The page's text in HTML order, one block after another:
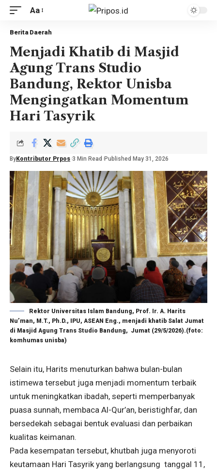
Aa
Berita Daerah
Menjadi Khatib di Masjid
Agung Trans Studio
Bandung, Rektor Unisba
Mengingatkan Momentum
Hari Tasyrik
By Kontributor Prpos 3 Min Read Published May 31, 2026
Rektor Universitas Islam Bandung, Prof. Ir. A. Harits
Nu’man, M.T., Ph.D., IPU, ASEAN Eng., menjadi khatib Salat Jumat
di Masjid Agung Trans Studio Bandung, Jumat (29/5/2026).(foto:
komhumas unisba)
Selain itu, Harits menuturkan bahwa bulan-bulan
istimewa tersebut juga menjadi momentum terbaik
untuk meningkatkan ibadah, seperti memperbanyak
puasa sunnah, membaca Al-Qur’an, beristighfar, dan
bersedekah sebagai bentuk evaluasi dan perbaikan
kualitas keimanan.
Pada kesempatan tersebut, khutbah juga menyoroti
keutamaan Hari Tasyrik yang berlangsung tanggal 11,